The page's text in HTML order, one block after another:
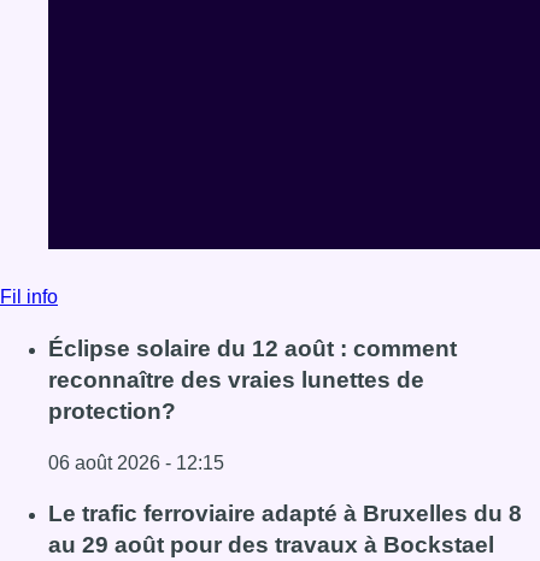
Fil info
Éclipse solaire du 12 août : comment
reconnaître des vraies lunettes de
protection?
06 août 2026 - 12:15
Lire l'article Éclipse solaire du 12 août : comment
Le trafic ferroviaire adapté à Bruxelles du 8
au 29 août pour des travaux à Bockstael